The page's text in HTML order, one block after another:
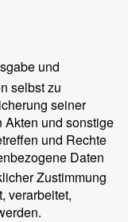
und
selbst zu
seiner
und sonstige
und Rechte
Daten
Zustimmung
verarbeitet,